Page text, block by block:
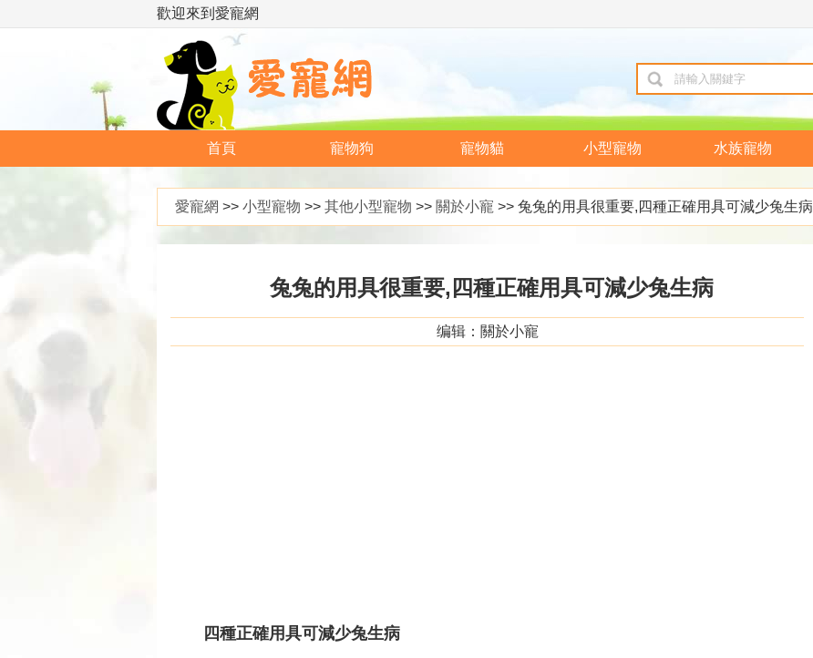
歡迎來到愛寵網
首頁 寵物狗 寵物貓 小型寵物 水族寵物
愛寵網 >> 小型寵物 >> 其他小型寵物 >> 關於小寵 >> 兔兔的用具很重要,四種正確用具可減少兔生病
兔兔的用具很重要,四種正確用具可減少兔生病
编辑：關於小寵
四種正確用具可減少兔生病